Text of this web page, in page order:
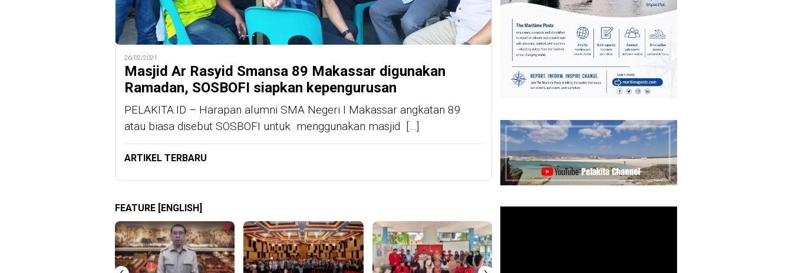
26/02/2021
Masjid Ar Rasyid Smansa 89 Makassar digunakan
Ramadan, SOSBOFI siapkan kepengurusan
PELAKITA.ID – Harapan alumni SMA Negeri I Makassar angkatan 89
atau biasa disebut SOSBOFI untuk menggunakan masjid […]
ARTIKEL TERBARU
FEATURE [ENGLISH]